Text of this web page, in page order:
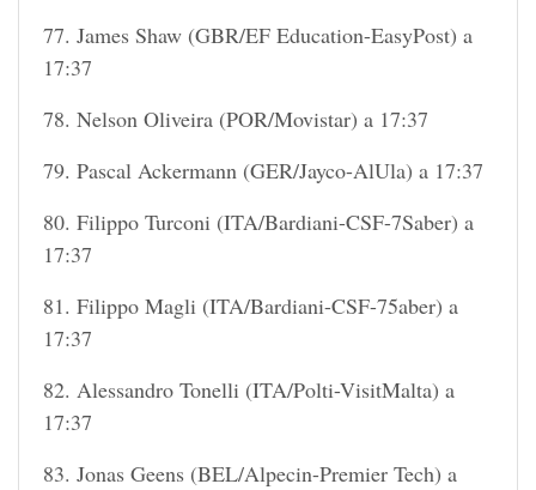
77. James Shaw (GBR/EF Education-EasyPost) a
17:37
78. Nelson Oliveira (POR/Movistar) a 17:37
79. Pascal Ackermann (GER/Jayco-AlUla) a 17:37
80. Filippo Turconi (ITA/Bardiani-CSF-7Saber) a
17:37
81. Filippo Magli (ITA/Bardiani-CSF-75aber) a
17:37
82. Alessandro Tonelli (ITA/Polti-VisitMalta) a
17:37
83. Jonas Geens (BEL/Alpecin-Premier Tech) a